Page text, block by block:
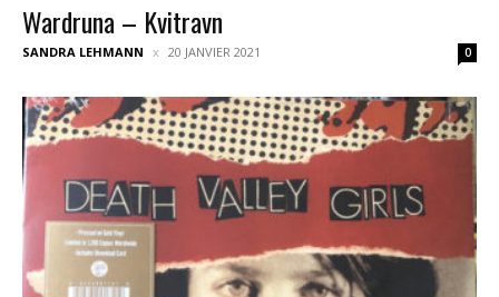
Wardruna – Kvitravn
SANDRA LEHMANN 20 JANVIER 2021 0